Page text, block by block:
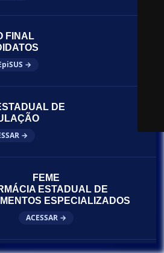
FINAL
→
DE
→
FEME
ESTADUAL DE
ESPECIALIZADOS
ACESSAR →